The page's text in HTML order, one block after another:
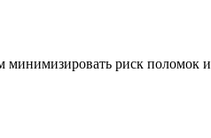
минимизировать риск поломок и